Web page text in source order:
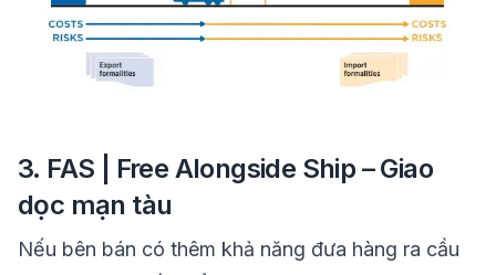
3. FAS | Free Alongside Ship – Giao
dọc mạn tàu
Nếu bên bán có thêm khả năng đưa hàng ra cầu